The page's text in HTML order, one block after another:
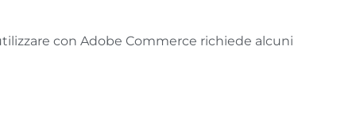
con Adobe Commerce richiede alcuni